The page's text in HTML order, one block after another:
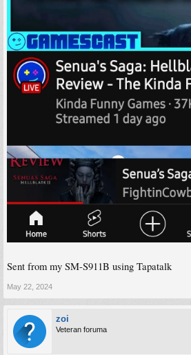
Sent from my SM-S911B using Tapatalk
May 22, 2024
zoi
Veteran foruma